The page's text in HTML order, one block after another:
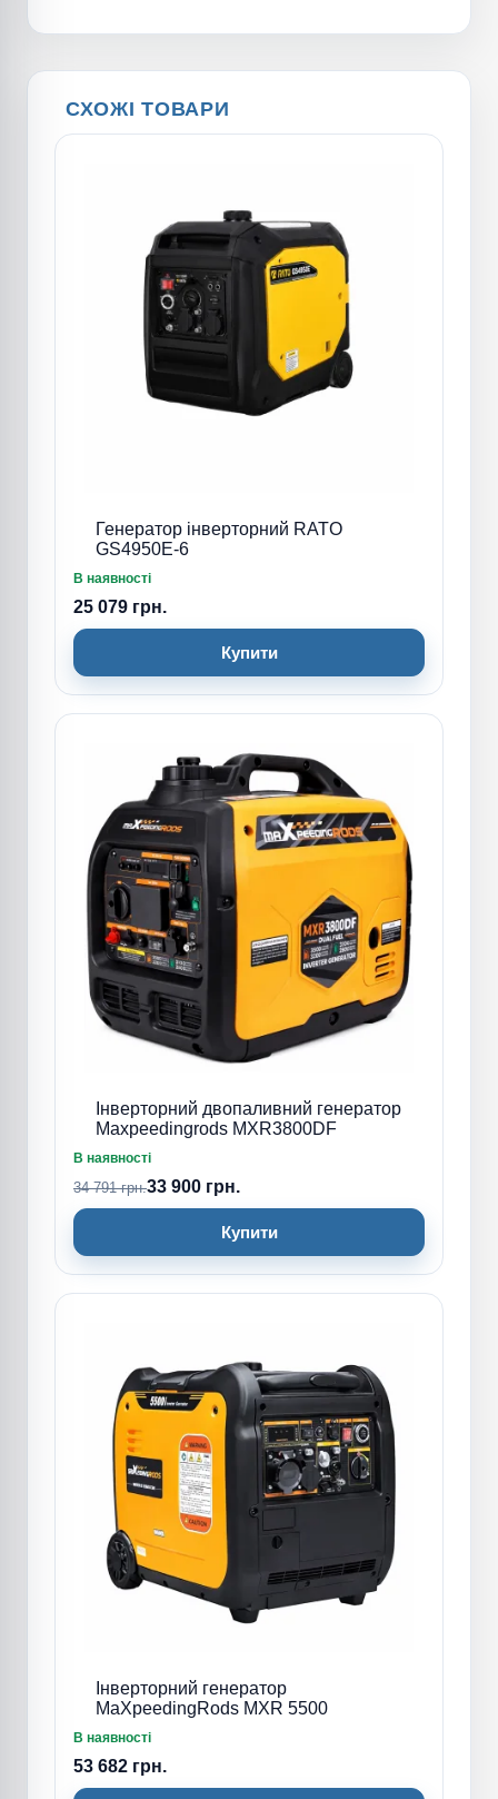
СХОЖІ ТОВАРИ
Генератор інверторний RATO
GS4950E-6
В наявності
25 079 грн.
Купити
Інверторний двопаливний генератор
Maxpeedingrods MXR3800DF
В наявності
34 791 грн.33 900 грн.
Купити
Інверторний генератор
MaXpeedingRods MXR 5500
В наявності
53 682 грн.